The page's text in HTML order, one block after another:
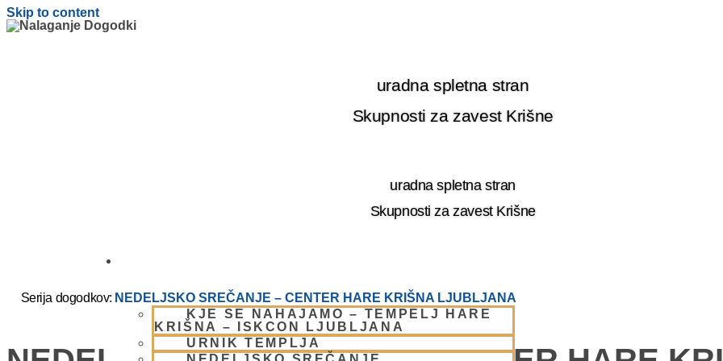
Skip to content
uradna spletna stran
Skupnosti za zavest Krišne
uradna spletna stran
Skupnosti za zavest Krišne
KJE SE NAHAJAMO – TEMPELJ HARE
KRIŠNA – ISKCON LJUBLJANA
URNIK TEMPLJA
Serija dogodkov: NEDELJSKO SREČANJE – CENTER HARE KRIŠNA LJUBLJANA